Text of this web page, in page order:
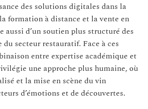
des solutions digitales dans la
formation à distance et la vente en
aussi d’un soutien plus structuré des
du secteur restauratif. Face à ces
entre expertise académique et
une approche plus humaine, où
et la mise en scène du vin
d’émotions et de découvertes.